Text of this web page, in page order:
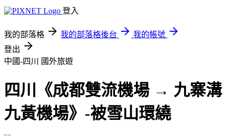
登入
我的部落格 我的部落格後台
我的帳號
登出
中國-四川
國外旅遊
四川《成都雙流機場 → 九寨溝
九黃機場》-被雪山環繞